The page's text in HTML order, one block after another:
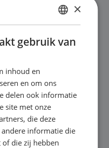
acceptatie
online aankoop
in een van onze
DUTCH
ENGLISH
×
gebruik van
inhoud en
en om ons
delen ook informatie
site met onze
die deze
informatie die
die zij hebben